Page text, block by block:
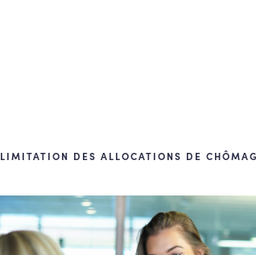
LIMITATION DES ALLOCATIONS DE